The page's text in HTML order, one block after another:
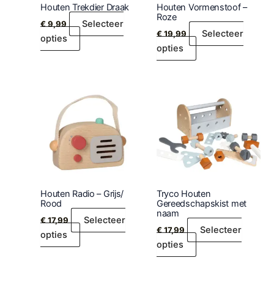
Houten Trekdier Draak
€9,99
Selecteer
opties
Houten Vormenstoof –
Roze
€19,99
Selecteer
opties
Houten Radio – Grijs/
Rood
€17,99
Selecteer
opties
Tryco Houten
Gereedschapskist met
naam
€17,99
Selecteer
opties